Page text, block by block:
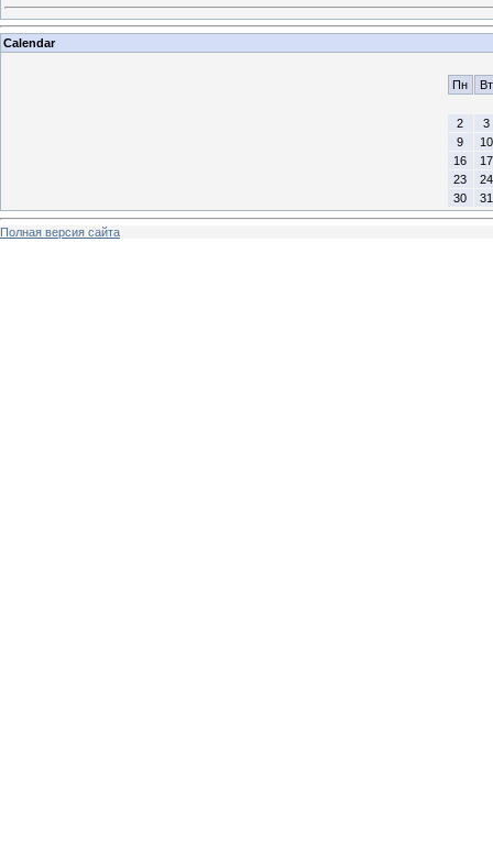
Calendar
Пн Вт
2
3
9
10
16
17
23
24
30
31
Полная версия сайта